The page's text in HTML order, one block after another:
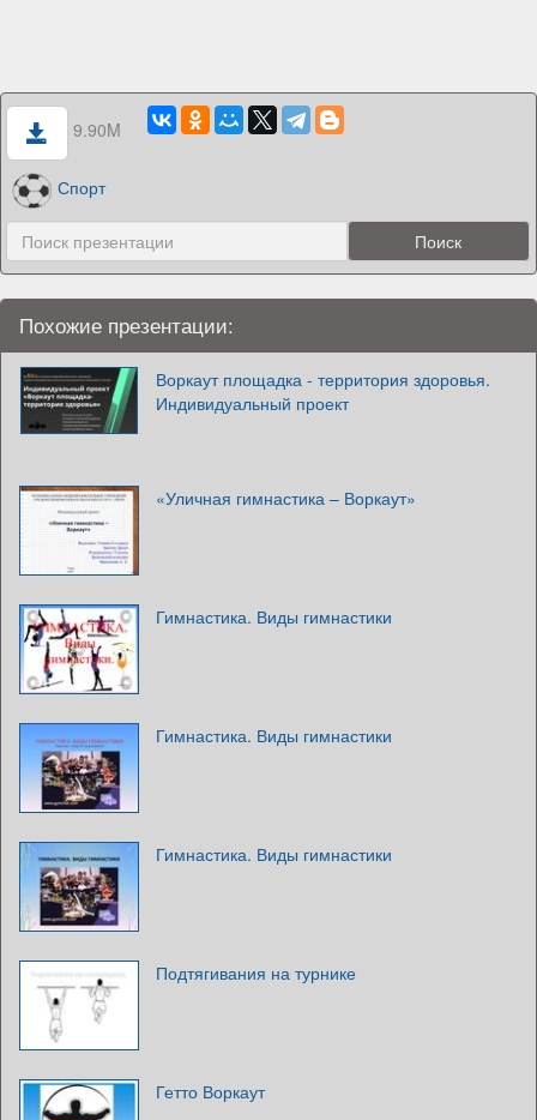
9.90M
Спорт
Похожие презентации:
Воркаут площадка - территория здоровья.
Индивидуальный проект
«Уличная гимнастика – Воркаут»
Гимнастика. Виды гимнастики
Гимнастика. Виды гимнастики
Гимнастика. Виды гимнастики
Подтягивания на турнике
Гетто Воркаут